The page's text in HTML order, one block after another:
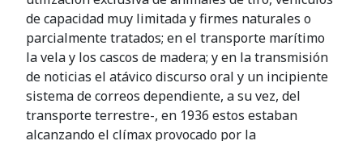
de capacidad muy limitada y firmes naturales o
parcialmente tratados; en el transporte marítimo
la vela y los cascos de madera; y en la transmisión
de noticias el atávico discurso oral y un incipiente
sistema de correos dependiente, a su vez, del
transporte terrestre-, en 1936 estos estaban
alcanzando el clímax provocado por la